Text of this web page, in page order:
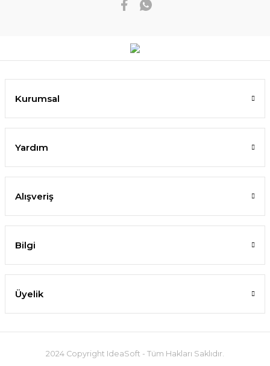
Kurumsal
Yardım
Alışveriş
Bilgi
Üyelik
2024 Copyright IdeaSoft - Tüm Hakları Saklıdır.